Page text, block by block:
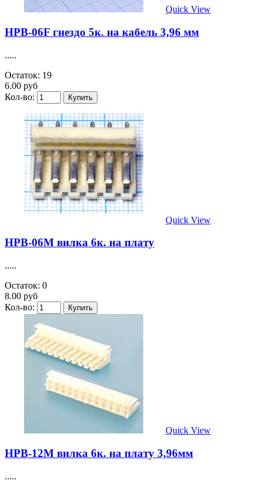
Quick View
HPB-06F гнездо 5к. на кабель 3,96 мм
.....
Остаток: 19
6.00 руб
Кол-во:
Quick View
HPB-06M вилка 6к. на плату
.....
Остаток: 0
8.00 руб
Кол-во:
Quick View
HPB-12M вилка 6к. на плату 3,96мм
.....